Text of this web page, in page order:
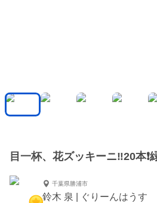
目一杯、花ズッキーニ‼️20本❗️
千葉県勝浦市
鈴木 泉 | ぐりーんはうす